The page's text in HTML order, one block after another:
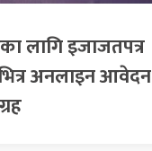
लागि इजाजतपत्र
अनलाइन आवेदन